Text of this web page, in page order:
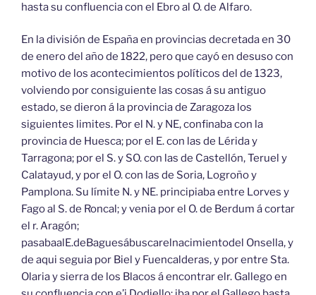
hasta su confluencia con el Ebro al O. de Alfaro.
En la división de España en provincias decretada en 30
de enero del año de 1822, pero que cayó en desuso con
motivo de los acontecimientos políticos del de 1323,
volviendo por consiguiente las cosas á su antiguo
estado, se dieron á la provincia de Zaragoza los
siguientes limites. Por el N. y NE, confinaba con la
provincia de Huesca; por el E. con las de Lérida y
Tarragona; por el S. y SO. con las de Castellón, Teruel y
Calatayud, y por el O. con las de Soria, Logroño y
Pamplona. Su límite N. y NE. principiaba entre Lorves y
Fago al S. de Roncal; y venia por el O. de Berdum á cortar
el r. Aragón;
pasabaalE.deBaguesábuscarelnacimientodel Onsella, y
de aqui seguia por Biel y Fuencalderas, y por entre Sta.
Olaria y sierra de los Blacos á encontrar elr. Gallego en